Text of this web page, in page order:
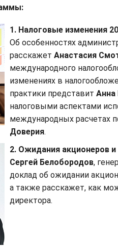
1. Налоговые изменения
Об особенностях
расскажет Анастасия
международного
изменениях в
практики представит Анна
налоговыми аспектами
международных расчетах
Доверия.
2. Ожидания акционеров
Сергей Белобородов,
доклад об ожидании
а также расскажет, как
директора.